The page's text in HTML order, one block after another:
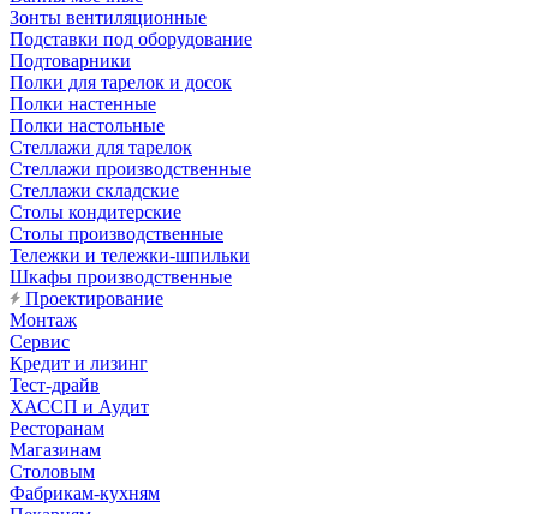
Зонты вентиляционные
Подставки под оборудование
Подтоварники
Полки для тарелок и досок
Полки настенные
Полки настольные
Стеллажи для тарелок
Стеллажи производственные
Стеллажи складские
Столы кондитерские
Столы производственные
Тележки и тележки-шпильки
Шкафы производственные
Проектирование
Монтаж
Сервис
Кредит и лизинг
Тест-драйв
ХАССП и Аудит
Ресторанам
Магазинам
Столовым
Фабрикам-кухням